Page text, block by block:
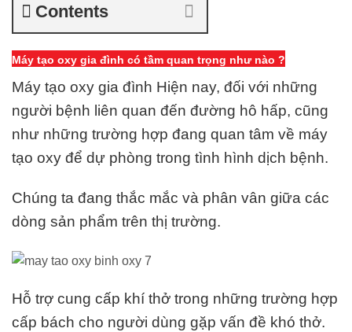
Contents
Máy tạo oxy gia đình có tầm quan trọng như nào ?
Máy tạo oxy gia đình Hiện nay, đối với những
người bệnh liên quan đến đường hô hấp, cũng
như những trường hợp đang quan tâm về máy
tạo oxy để dự phòng trong tình hình dịch bệnh.
Chúng ta đang thắc mắc và phân vân giữa các
dòng sản phẩm trên thị trường.
Hỗ trợ cung cấp khí thở trong những trường hợp
cấp bách cho người dùng gặp vấn đề khó thở.